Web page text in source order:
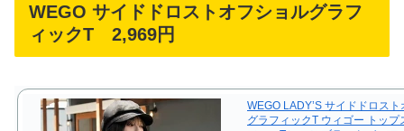
WEGO サイドドロストオフショルグラフ
ィックT 2,969円
WEGO LADY’S サイドドロス
グラフィックT ウィゴー トップ